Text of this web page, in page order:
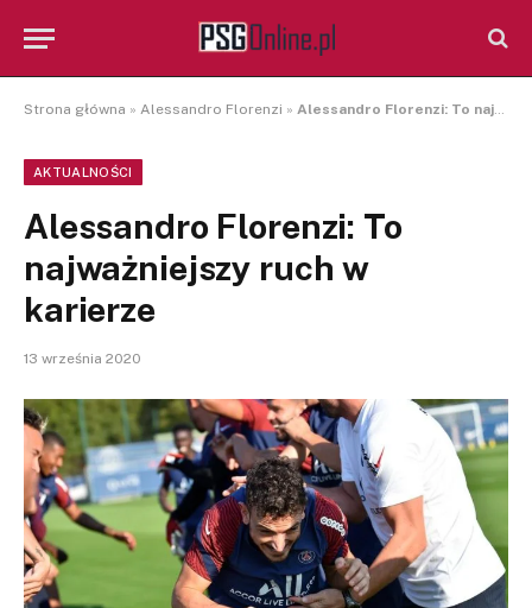
Strona główna » Alessandro Florenzi » Alessandro Florenzi: To najważniejszy ruch w karierze
AKTUALNOŚCI
Alessandro Florenzi: To
najważniejszy ruch w
karierze
13 września 2020